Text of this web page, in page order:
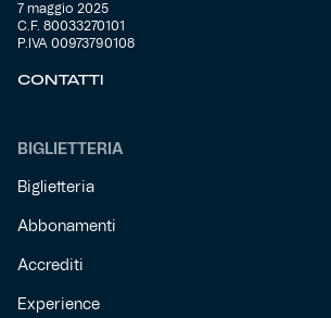
Helan x Genoa
Gift Card Online Store
Fortissimo batte il mio cuor
7 maggio 2025
C.F. 80033270101
P.IVA 00973790108
CONTATTI
BIGLIETTERIA
Biglietteria
Abbonamenti
Accrediti
Experience